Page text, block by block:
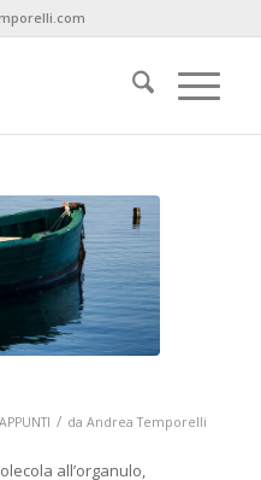
APPUNTI / da Andrea Temporelli
all’organulo,